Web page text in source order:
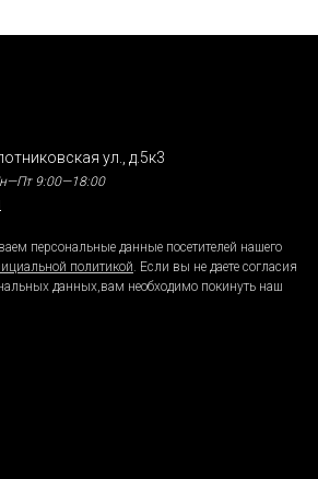
ул., д.5к3
9:00—18:00
персональные данные посетителей нашего
политикой. Если вы не даете согласия
данных,вам необходимо покинуть наш